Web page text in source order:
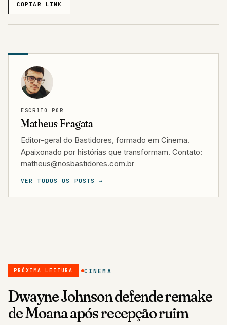
COPIAR LINK
ESCRITO POR
Matheus Fragata
Editor-geral do Bastidores, formado em Cinema.
Apaixonado por histórias que transformam. Contato:
matheus@nosbastidores.com.br
VER TODOS OS POSTS →
PRÓXIMA LEITURA CINEMA
Dwayne Johnson defende remake
de Moana após recepção ruim